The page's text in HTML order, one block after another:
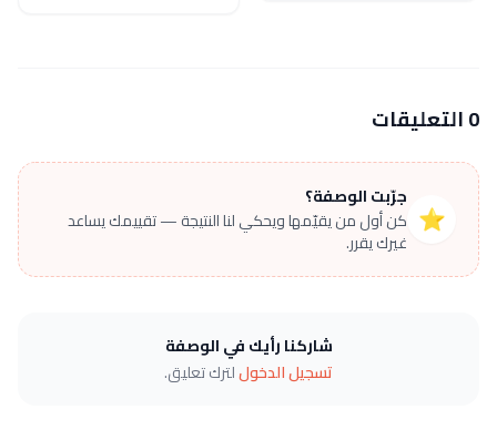
0 التعليقات
⭐
جرّبت الوصفة؟
كن أول من يقيّمها ويحكي لنا النتيجة — تقييمك يساعد
غيرك يقرر.
شاركنا رأيك في الوصفة
تسجيل الدخوللترك تعليق.